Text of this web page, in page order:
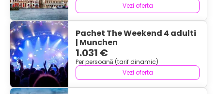
Vezi oferta
Pachet The Weekend 4 adulti
| Munchen
1.031 €
Per persoană (tarif dinamic)
Vezi oferta